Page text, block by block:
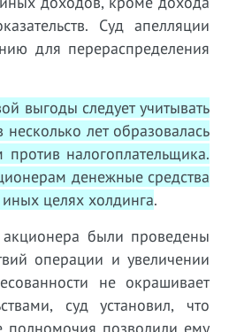
Суд апелляции
для перераспределения
выгоды следует учитывать
лет образовалась
налогоплательщика.
денежные средства
целях холдинга.
были проведены
операции и увеличении
не окрашивает
суд установил, что
полномочия позволили ему